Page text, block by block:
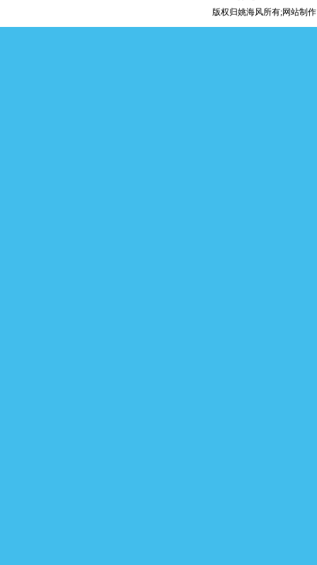
版权归姚海风所有;网站制作